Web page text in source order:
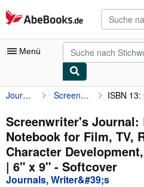
Zum Hauptinhalt
AbeBooks.de
Menü
Nutzerkonto
Meine Bestellungen
Detailsuche
Sammlungen
Antiquarische Bücher
Journals, Writer&#39;s Screenwriter's Journal: Blank Lined Notebook for Film, TV, Radio, Playwriting, Character Development, Ideas | 200 pages | 6" x 9" ISBN
Screenwriter's Journal:
Notebook for Film, TV,
Character
| 6" x 9" - Softcover
Journals, Writer&#39;s